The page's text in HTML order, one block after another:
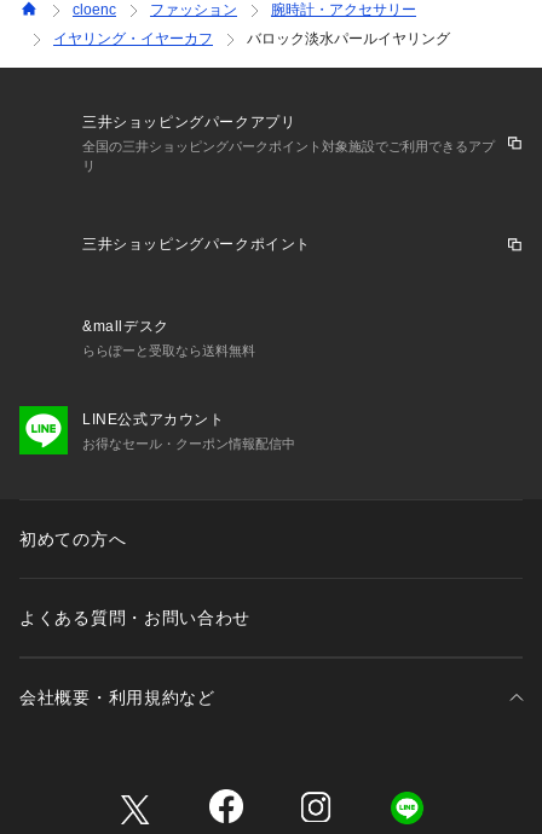
お気に入り登録で、再入荷通知やお値下げ情報をお知らせ。
お得な情報をいち早くお届けいたします！
ーーーーーーーーーーーーーーーーーー
※照明の関係により、実際よりも色味が違って見える場合があ
cloenc ファッション
腕時計・アクセサリー
イヤリング・イヤーカフ
バロック淡水パールイヤリング
三井ショッピングパークアプリ
全国の三井ショッピングパークポイント対象施設でご利用できるアプ
リ
三井ショッピングパークポイント
&mallデスク
ららぽーと受取なら送料無料
LINE公式アカウント
お得なセール・クーポン情報配信中
初めての方へ
よくある質問・お問い合わせ
会社概要・利用規約など